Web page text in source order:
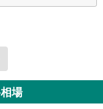
任せいただいたお客様に
しをされるお客様にサ
事前にご予約頂きました
場